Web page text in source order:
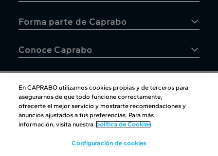
Forma parte de Caprabo
Conoce Caprabo
Atención al cliente
En CAPRABO utilizamos cookies propias y de terceros para
asegurarnos de que todo funcione correctamente,
ofrecerte el mejor servicio y mostrarte recomendaciones y
anuncios ajustados a tus preferencias. Para más
información, visita nuestra política de Cookies
Configuración de cookies